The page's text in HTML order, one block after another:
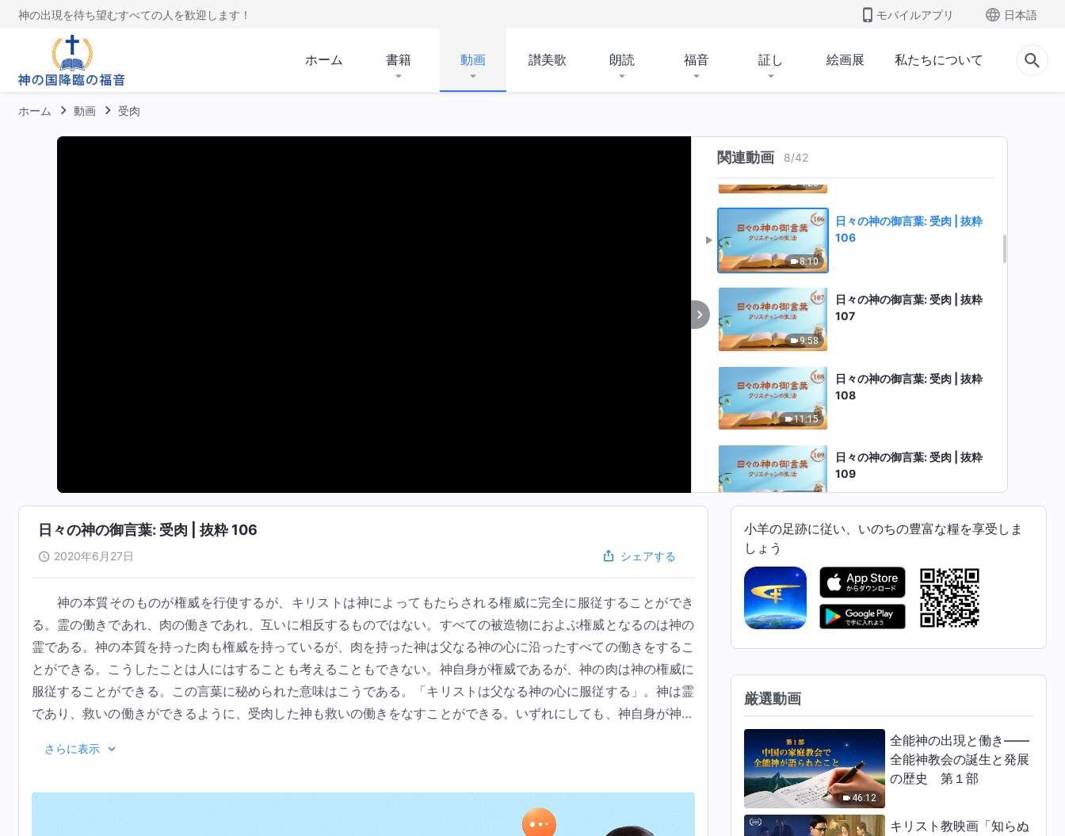
神の出現を待ち望むすべての人を歓迎します！ モバイルアプリ 日本語
ホーム 書籍 動画 讃美歌 朗読 福音 証し 絵画展 私たちについて
ホーム 動画 受肉
関連動画 8/42
日々の神の御言葉: 受肉 | 抜粋
4:28
日々の神の御言葉: 受肉 | 抜粋
8:10
日々の神の御言葉: 受肉 | 抜粋
106
9:58
日々の神の御言葉: 受肉 | 抜粋
107
11:15
日々の神の御言葉: 受肉 | 抜粋
108
日々の神の御言葉: 受肉 | 抜粋
109
10:36
日々の神の御言葉: 受肉 | 抜粋
日々の神の御言葉: 受肉 | 抜粋
111
8:26
8:28
日々の神の御言葉: 受肉 | 抜粋
113
日々の神の御言葉: 受肉 | 抜粋 106
2020年6月27日 シェアする
神の本質そのものが権威を行使するが、キリストは神によってもたらされる権威に完全に服従することができ
る。霊の働きであれ、肉の働きであれ、互いに相反するものではない。すべての被造物におよぶ権威となるのは神の
霊である。神の本質を持った肉も権威を持っているが、肉を持った神は父なる神の心に沿ったすべての働きをするこ
とができる。こうしたことは人にはすることも考えることもできない。神自身が権威であるが、神の肉は神の権威に
服従することができる。この言葉に秘められた意味はこうである。「キリストは父なる神の心に服従する」。神は霊
であり、救いの働きができるように、受肉した神も救いの働きをなすことができる。いずれにしても、神自身が神自
による働きの本質は似ているからである。霊であれ、肉であれ、どちらも一つの心を満たし、同じ働きを管理するた
美と善良さと、すべての愛の現れである。肉の体を持っていても、神は父なる神に逆らうようなことは行わない。自
さらに表示
小羊の足跡に従い、いのちの豊富な糧を享受しま
しょう
厳選動画
46:12
全能神の出現と働き——
全能神教会の誕生と発展
の歴史 第１部
キリスト教映画「知らぬ